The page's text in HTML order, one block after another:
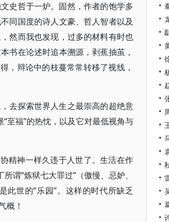
史哲于一炉。固然，作者的饱学多
同国度的诗人文豪、哲人智者以及
然而我也发现，过多的材料有时也
书在论述时追本溯源，剥蕉抽茧，
，辩论中的枝蔓常常转移了视线，
去探索世界人生之最崇高的超绝意
至福”的热忱，以及它对最低视角与
精神一样久违于人世了。生活在作
谓“炼狱七大罪过”（傲慢、忌妒、
此世的“乐园”。这样的时代所缺乏
概！